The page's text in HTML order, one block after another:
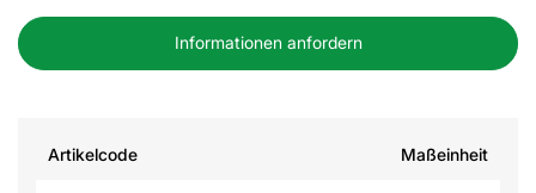
Informationen anfordern
Artikelcode Maßeinheit